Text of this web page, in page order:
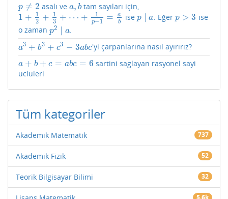
p ≠ 2
p ≠2 asalı ve a, b
a,b tam sayıları için,
1 +
1
2 +
1
3 + ⋯ + 1
p−1 =
a
b
1 +12 +1 3+ ⋯ +1 p − 1 =ab ise p a
p∣ a . Eğer p > 3
p>3
ise
o zaman p2 a
p2 a .
a3 + b3 + c3 − 3abc
a3 +b 3+c 3− 3a bc 'yi çarpanlarına nasıl ayırırız?
a + b + c = abc = 6
a+b+c =a bc =6
sartini saglayan rasyonel sayi
ucluleri
Tüm kategoriler
Akademik Matematik 737
Akademik Fizik 52
Teorik Bilgisayar Bilimi 32
5.6k